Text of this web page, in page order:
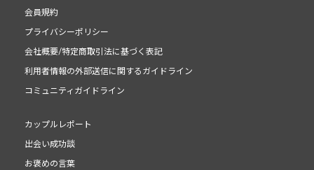
会員規約
プライバシーポリシー
会社概要/特定商取引法に基づく表記
利用者情報の外部送信に関するガイドライン
コミュニティガイドライン
カップルレポート
出会い成功談
お褒めの言葉